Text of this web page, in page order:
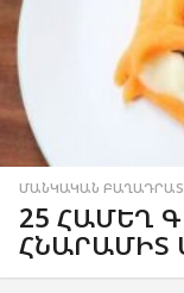
ՄԱՆԿԱԿԱՆ
25 ՀԱՄԵՂ
ՀՆԱՐԱՄԻՏ